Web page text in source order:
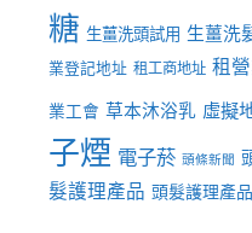
糖 生薑洗頭試用 生薑洗
業登記地址 租工商地址 租
業工會 草本沐浴乳 虛擬
子煙 電子菸 頭條新聞
髮護理產品 頭髮護理產